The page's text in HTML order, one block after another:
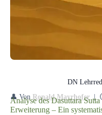
DN
👤 Von Ronald Mayrhofer | ⏱️
Analyse des Dasuttara
Erweiterung – Ein